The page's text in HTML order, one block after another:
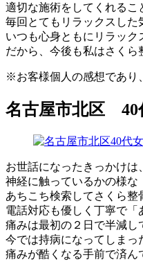
適切な施術をしてくれるこ
毎回とてもリラックスした
いつも心身ともにリラック
だから、今後も私はさくら
※お客様個人の感想であり
名古屋市北区 40
お世話になったきっかけは
神経に触っているかの様な
あちこち検索してさくら整
電話対応も優しく丁寧で「
痛みは最初の２日で半減し
今では持病になってしまっ
痛みが酷くなる手前で済ん